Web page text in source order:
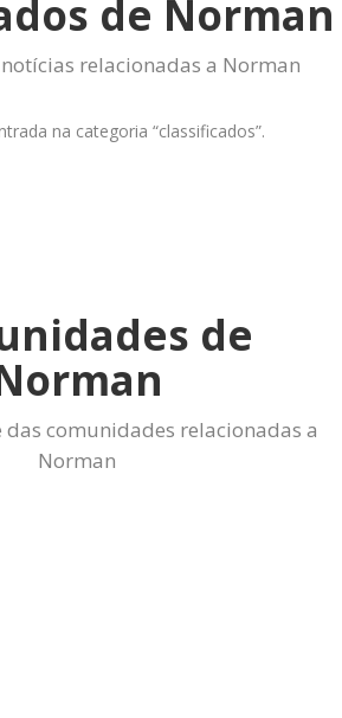
de Norman
relacionadas a Norman
na categoria “classificados”.
de
comunidades relacionadas a
Norman